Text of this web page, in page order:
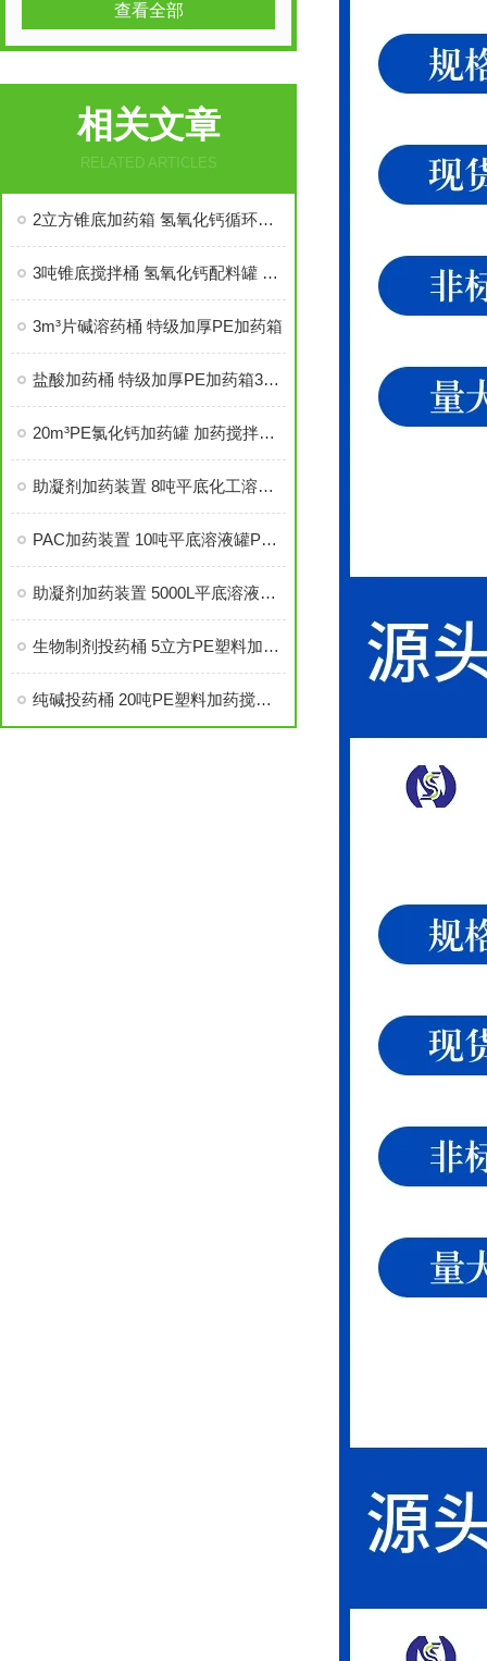
查看全部
相关文章
RELATED ARTICLES
2立方锥底加药箱 氢氧化钙循环罐 PE平底锥底可定制
3吨锥底搅拌桶 氢氧化钙配料罐 PE加药箱耐酸碱
3m³片碱溶药桶 特级加厚PE加药箱
盐酸加药桶 特级加厚PE加药箱3000L
20m³PE氯化钙加药罐 加药搅拌桶 现货充足
助凝剂加药装置 8吨平底化工溶液罐PE桶 5.5kw搅拌机
PAC加药装置 10吨平底溶液罐PE桶 5.5kw搅拌机
助凝剂加药装置 5000L平底溶液罐PE桶2.2kw搅拌机
生物制剂投药桶 5立方PE塑料加药搅拌桶
纯碱投药桶 20吨PE塑料加药搅拌桶